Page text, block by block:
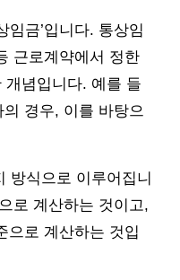
임금’입니다. 통상임
근로계약에서 정한
개념입니다. 예를 들
경우, 이를 바탕으
방식으로 이루어집니
로 계산하는 것이고,
으로 계산하는 것입